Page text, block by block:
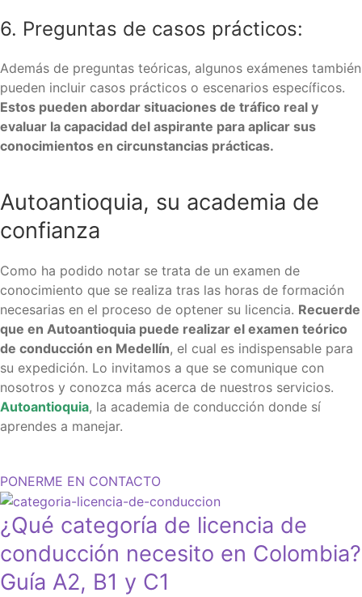
6. Preguntas de casos prácticos:
Además de preguntas teóricas, algunos exámenes también
pueden incluir casos prácticos o escenarios específicos.
Estos pueden abordar situaciones de tráfico real y
evaluar la capacidad del aspirante para aplicar sus
conocimientos en circunstancias prácticas.
Autoantioquia, su academia de
confianza
Como ha podido notar se trata de un examen de
conocimiento que se realiza tras las horas de formación
necesarias en el proceso de optener su licencia. Recuerde
que en Autoantioquia puede realizar el examen teórico
de conducción en Medellín, el cual es indispensable para
su expedición. Lo invitamos a que se comunique con
nosotros y conozca más acerca de nuestros servicios.
Autoantioquia, la academia de conducción donde sí
aprendes a manejar.
PONERME EN CONTACTO
¿Qué categoría de licencia de
conducción necesito en Colombia?
Guía A2, B1 y C1